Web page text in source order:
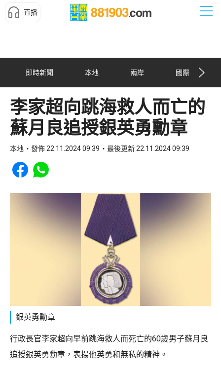
直播
即時新聞 本地 兩岸 國際
李家超向跳海救人而亡的
蘇月良追授銀英勇勳章
本地 發佈 22.11.2024 09:39 最後更新 22.11.2024 09:39
Share to Facebook
Share to WhatsApp
銀英勇勳章
行政長官李家超向早前跳海救人而死亡的60歲男子蘇月良
追授銀英勇勳章，表揚他英勇和無私的精神。